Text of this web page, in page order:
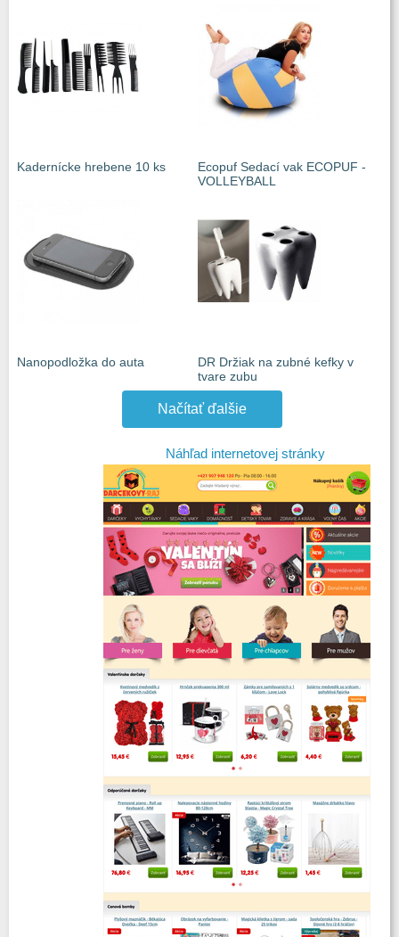
Kadernícke hrebene 10 ks
Ecopuf Sedací vak ECOPUF -
VOLLEYBALL
Nanopodložka do auta
DR Držiak na zubné kefky v
tvare zubu
Načítať ďalšie
Náhľad internetovej stránky